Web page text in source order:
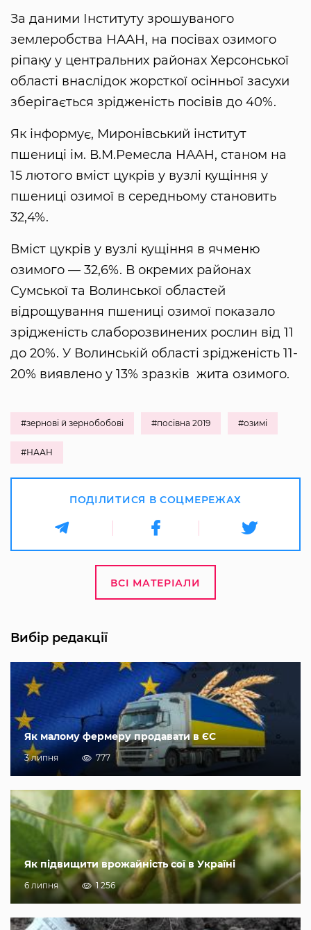
За даними Інституту зрошуваного
землеробства НААН, на посівах озимого
ріпаку у центральних районах Херсонської
області внаслідок жорсткої осінньої засухи
зберігається зрідженість посівів до 40%.
Як інформує, Миронівський інститут
пшениці ім. В.М.Ремесла НААН, станом на
15 лютого вміст цукрів у вузлі кущіння у
пшениці озимої в середньому становить
32,4%.
Вміст цукрів у вузлі кущіння в ячменю
озимого — 32,6%. В окремих районах
Сумської та Волинської областей
відрощування пшениці озимої показало
зрідженість слаборозвинених рослин від 11
до 20%. У Волинській області зрідженість 11-
20% виявлено у 13% зразків жита озимого.
#зернові й зернобобові #посівна 2019 #озимі
#НААН
ПОДІЛИТИСЯ В СОЦМЕРЕЖАХ
ВСІ МАТЕРІАЛИ
Вибір редакції
Як малому фермеру продавати в ЄС
3 липня 777
Як підвищити врожайність сої в Україні
6 липня 1 256